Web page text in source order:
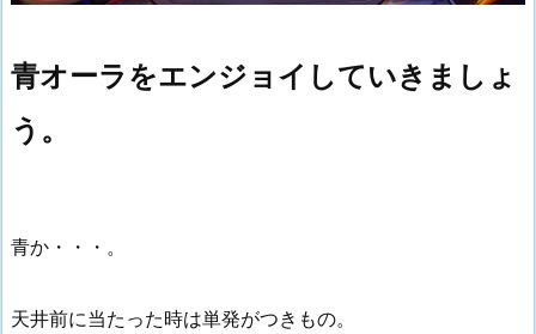
青オーラをエンジョイしていきましょ
う。
青か・・・。
天井前に当たった時は単発がつきもの。